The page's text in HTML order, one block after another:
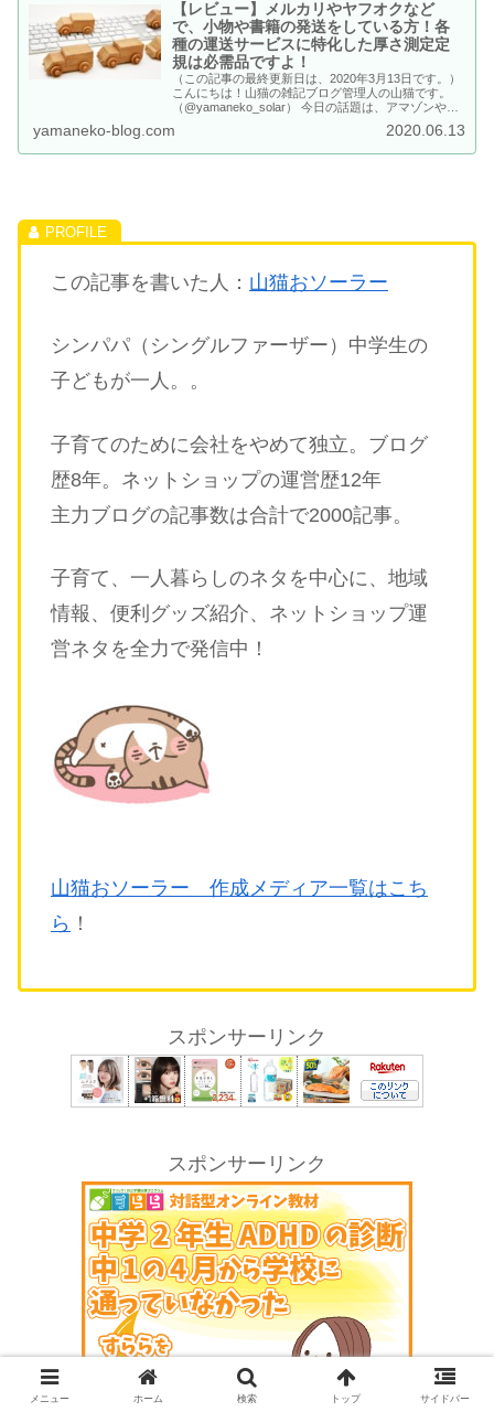
【レビュー】メルカリやヤフオクなど
で、小物や書籍の発送をしている方！各
種の運送サービスに特化した厚さ測定定
規は必需品ですよ！
（この記事の最終更新日は、2020年3月13日です。）
こんにちは！山猫の雑記ブログ管理人の山猫です。
（@yamaneko_solar） 今日の話題は、アマゾンや、
している方のための便利道具のご紹介です。 子ども
yamaneko-blog.com 2020.06.13
この記事を書いた人： 山猫おソーラー
シンパパ（シングルファーザー）中学生の
子どもが一人。。
子育てのために会社をやめて独立。ブログ
歴8年。ネットショップの運営歴12年
主力ブログの記事数は合計で2000記事。
子育て、一人暮らしのネタを中心に、地域
情報、便利グッズ紹介、ネットショップ運
営ネタを全力で発信中！
山猫おソーラー 作成メディア一覧はこち
ら ！
スポンサーリンク
スポンサーリンク
メニュー ホーム 検索 トップ サイドバー